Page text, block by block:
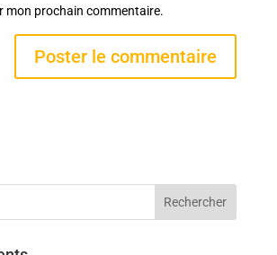
mon prochain commentaire.